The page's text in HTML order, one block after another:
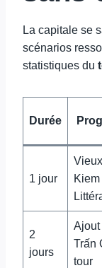
La capitale se
scénarios
statistiques du
Durée
1 jour
2
jours
Ajout
Trấn
tour